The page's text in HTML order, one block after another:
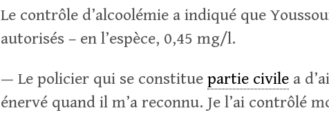
Le contrôle d’alcoolémie a indiqué que
autorisés – en l’espèce, 0,45 mg/l.
— Le policier qui se constituepartie civile a
énervé quand il m’a reconnu. Je l’ai contrôlé